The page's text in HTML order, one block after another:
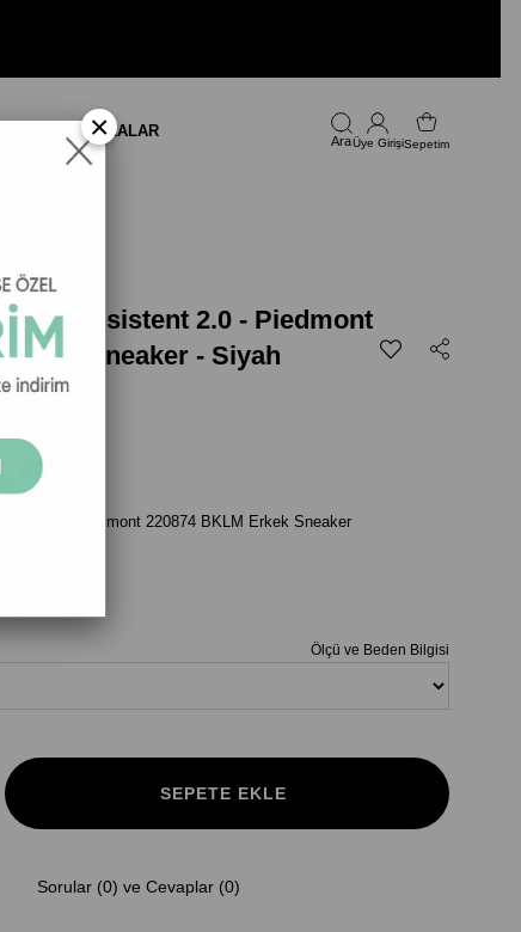
MARKALAR
Üye GirişiSepetim
Consistent 2.0 - Piedmont
Erkek Sneaker - Siyah
2.0 - Piedmont 220874 BKLM Erkek Sneaker
Ölçü ve Beden Bilgisi
Sorular (0) ve Cevaplar (0)
×